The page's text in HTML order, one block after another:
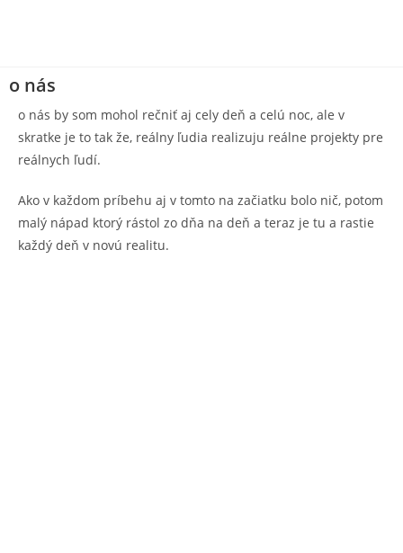
o nás
o nás by som mohol rečniť aj cely deň a celú noc, ale v
skratke je to tak že, reálny ľudia realizuju reálne projekty pre
reálnych ľudí.
Ako v každom príbehu aj v tomto na začiatku bolo nič, potom
malý nápad ktorý rástol zo dňa na deň a teraz je tu a rastie
každý deň v novú realitu.